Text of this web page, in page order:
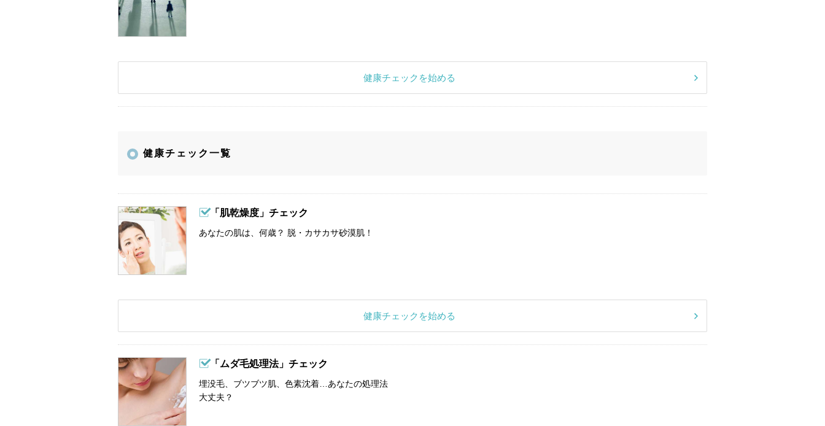
健康チェックを始める
健康チェック一覧
「肌乾燥度」チェック
あなたの肌は、何歳？ 脱・カサカサ砂漠肌！
健康チェックを始める
「ムダ毛処理法」チェック
埋没毛、ブツブツ肌、色素沈着…あなたの処理法
大丈夫？